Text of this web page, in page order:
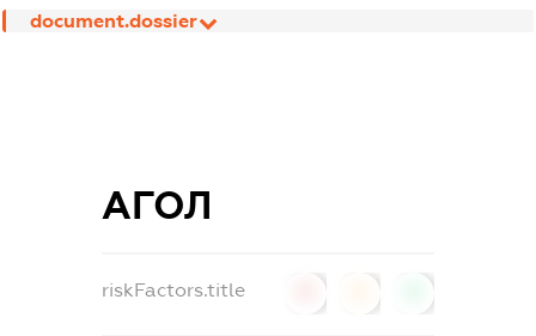
document.dossier
АГОЛ
riskFactors.title